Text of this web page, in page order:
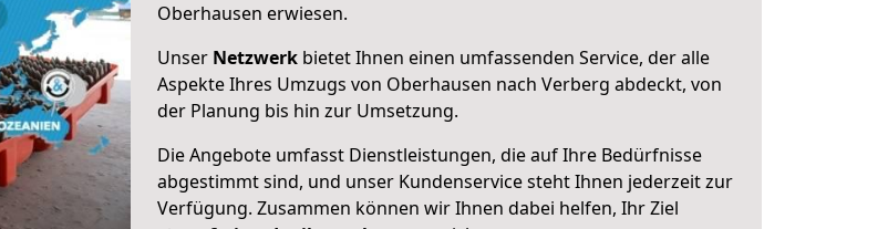
Oberhausen erwiesen.
Unser Netzwerk bietet Ihnen einen umfassenden Service, der alle
Aspekte Ihres Umzugs von Oberhausen nach Verberg abdeckt, von
der Planung bis hin zur Umsetzung.
Die Angebote umfasst Dienstleistungen, die auf Ihre Bedürfnisse
abgestimmt sind, und unser Kundenservice steht Ihnen jederzeit zur
Verfügung. Zusammen können wir Ihnen dabei helfen, Ihr Ziel